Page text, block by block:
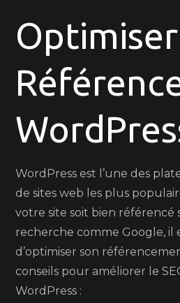
WordPress est l’une des
de sites web les plus
votre site soit bien référencé
recherche comme Google, il
d’optimiser son
conseils pour améliorer le
WordPress :